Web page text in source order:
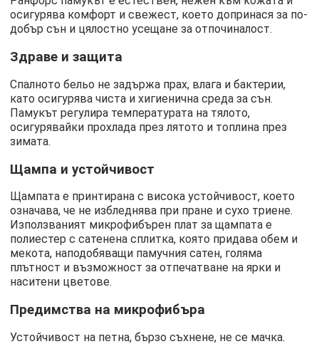
осигурява комфорт и свежест, което допринася за по-
добър сън и цялостно усещане за отпочиналост.
Здраве и защита
Спалното бельо не задържа прах, влага и бактерии,
като осигурява чиста и хигиенична среда за сън.
Памукът регулира температурата на тялото,
осигурявайки прохлада през лятото и топлина през
зимата.
Щампа и устойчивост
Щампата е принтирана с висока устойчивост, което
означава, че не избледнява при пране и сухо триене.
Използваният микрофибърен плат за щампата е
полиестер с сатенена сплитка, която придава обем и
мекота, наподобяващи памучния сатен, голяма
плътност и възможност за отпечатване на ярки и
наситени цветове.
Предимства на микрофибъра
Устойчивост на петна, бързо съхнене, не се мачка.